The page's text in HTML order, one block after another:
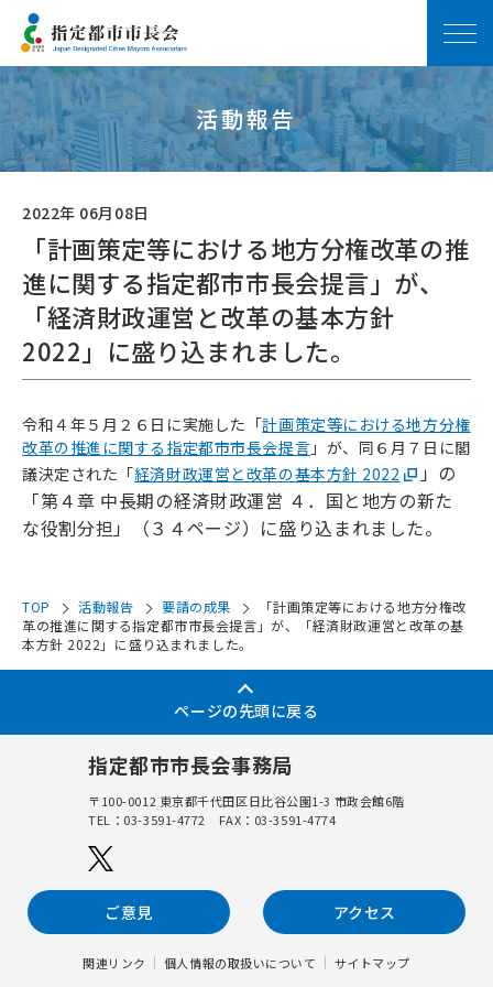
活動報告
TOP 活動報告 要請の成果
「計画策定等における地方分権改
革の推進に関する指定都市市長会提言」が、「経済財政運営と改革の基
本方針 2022」に盛り込まれました。
2022年 06月08日
「計画策定等における地方分権改革の推
進に関する指定都市市長会提言」が、
「経済財政運営と改革の基本方針
2022」に盛り込まれました。
令和４年５月２６日に実施した「計画策定等における地方分権
改革の推進に関する指定都市市長会提言 」が、同６月７日に閣
議決定された「経済財政運営と改革の基本方針 2022
」の
「第４章 中長期の経済財政運営 ４．国と地方の新た
な役割分担」（３４ページ）に盛り込まれました。
ページの先頭に戻る
指定都市市長会事務局
〒100-0012 東京都千代田区日比谷公園1-3 市政会館6階
TEL： 03-3591-4772 FAX：03-3591-4774
ご意見 アクセス
関連リンク 個人情報の取扱いについて サイトマップ